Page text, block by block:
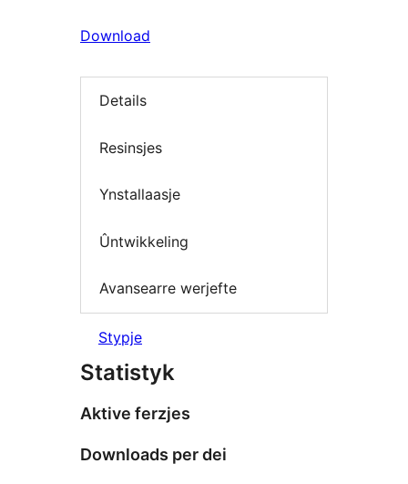
Download
Details
Resinsjes
Ynstallaasje
Ûntwikkeling
Avansearre werjefte
Stypje
Statistyk
Aktive ferzjes
Downloads per dei